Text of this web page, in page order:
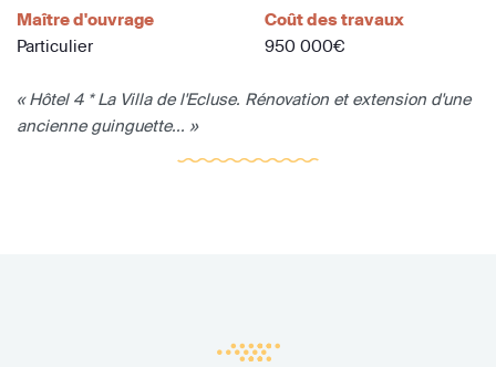
Maître d'ouvrage
Particulier
Coût des travaux
950 000€
« Hôtel 4 * La Villa de l'Ecluse. Rénovation et extension d'une
ancienne guinguette... »